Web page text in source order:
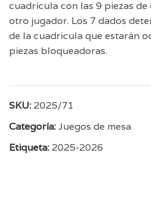
cuadrícula con las 9 piezas
otro jugador. Los 7 dados
de la cuadricula que estarán
piezas bloqueadoras.
SKU: 2025/71
Categoría:Juegos de mesa
Etiqueta: 2025-2026